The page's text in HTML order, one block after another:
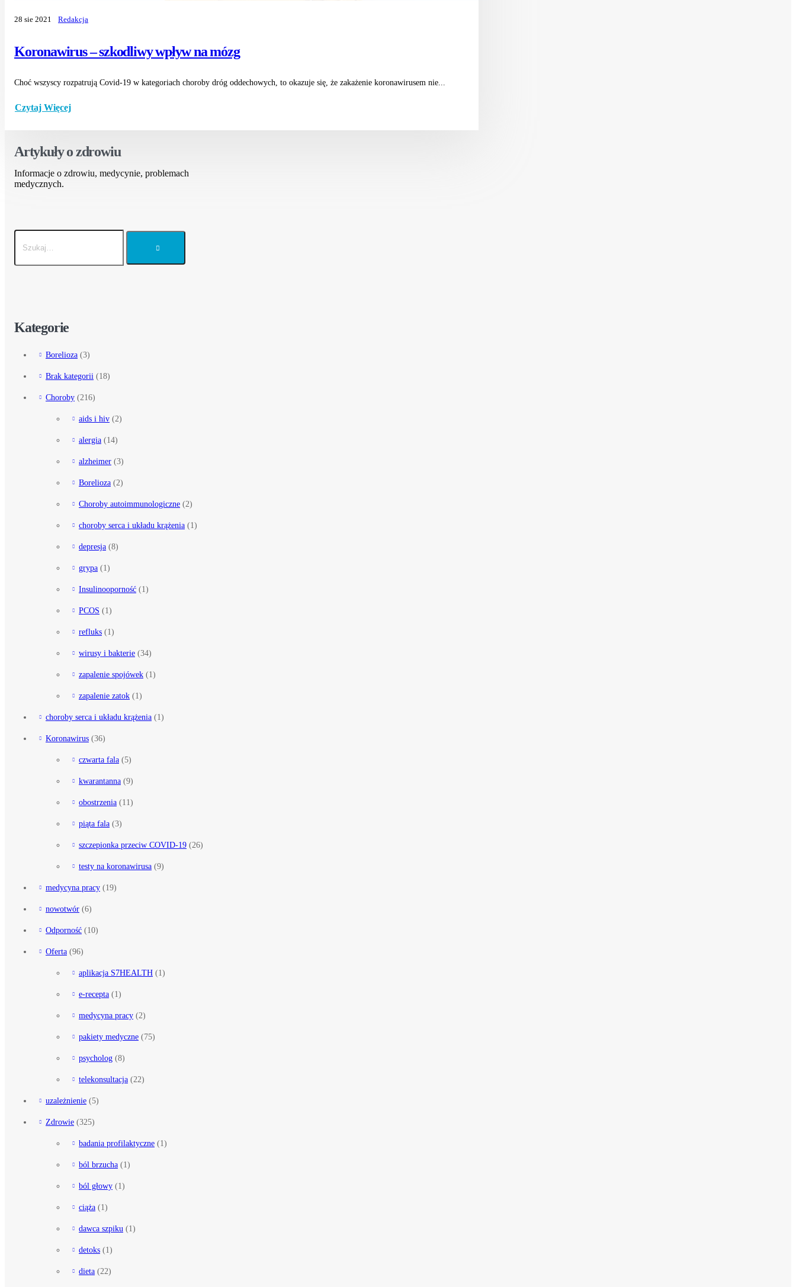
Koronawirus – szkodliwy wpływ na mózg
28 sie 2021 Redakcja
Choć wszyscy rozpatrują Covid-19 w kategoriach choroby dróg oddechowych, to okazuje się, że zakażenie koronawirusem nie...
Czytaj Więcej
Artykuły o zdrowiu
Informacje o zdrowiu, medycynie, problemach
medycznych.
Kategorie
Borelioza (3)
Brak kategorii (18)
Choroby (216)
aids i hiv (2)
alergia (14)
alzheimer (3)
Borelioza (2)
Choroby autoimmunologiczne (2)
choroby serca i układu krążenia (1)
depresja (8)
grypa (1)
Insulinooporność (1)
PCOS (1)
refluks (1)
wirusy i bakterie (34)
zapalenie spojówek (1)
zapalenie zatok (1)
choroby serca i układu krążenia (1)
Koronawirus (36)
czwarta fala (5)
kwarantanna (9)
obostrzenia (11)
piąta fala (3)
szczepionka przeciw COVID-19 (26)
testy na koronawirusa (9)
medycyna pracy (19)
nowotwór (6)
Odporność (10)
Oferta (96)
aplikacja S7HEALTH (1)
e-recepta (1)
medycyna pracy (2)
pakiety medyczne (75)
psycholog (8)
telekonsultacja (22)
uzależnienie (5)
Zdrowie (325)
badania profilaktyczne (1)
ból brzucha (1)
ból głowy (1)
ciąża (1)
dawca szpiku (1)
detoks (1)
dieta (22)